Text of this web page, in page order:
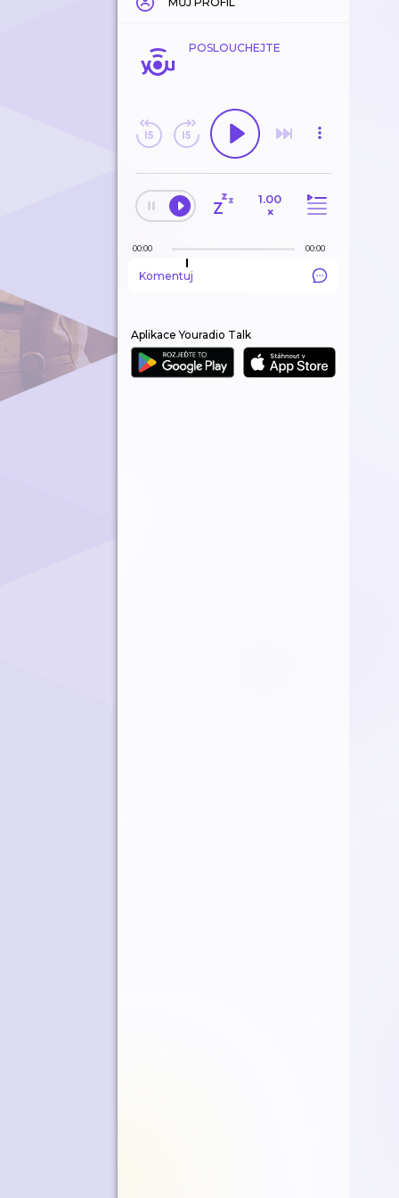
POSLOUCHEJTE
1.00
×
00:00 00:00
Komentuj
Aplikace Youradio Talk